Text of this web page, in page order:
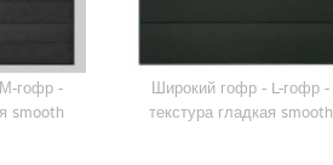
гофр -
smooth
Широкий гофр - L-гофр -
текстура гладкая smooth